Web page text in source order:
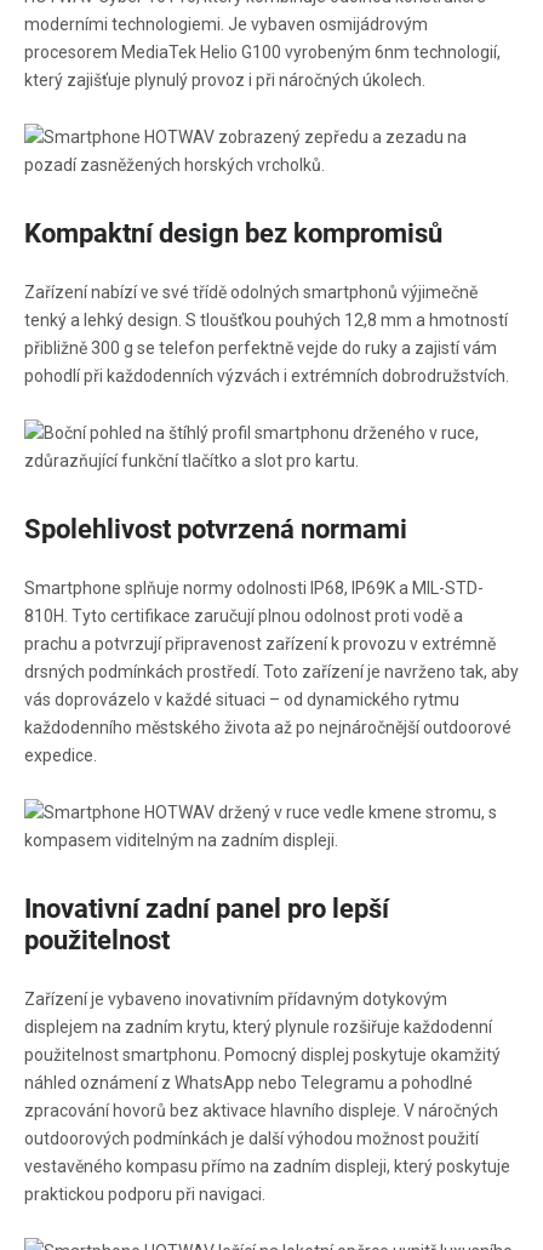
moderními technologiemi. Je vybaven osmijádrovým
procesorem MediaTek Helio G100 vyrobeným 6nm technologií,
který zajišťuje plynulý provoz i při náročných úkolech.
Kompaktní design bez kompromisů
Zařízení nabízí ve své třídě odolných smartphonů výjimečně
tenký a lehký design. S tloušťkou pouhých 12,8 mm a hmotností
přibližně 300 g se telefon perfektně vejde do ruky a zajistí vám
pohodlí při každodenních výzvách i extrémních dobrodružstvích.
Spolehlivost potvrzená normami
Smartphone splňuje normy odolnosti IP68, IP69K a MIL-STD-
810H. Tyto certifikace zaručují plnou odolnost proti vodě a
prachu a potvrzují připravenost zařízení k provozu v extrémně
drsných podmínkách prostředí. Toto zařízení je navrženo tak, aby
vás doprovázelo v každé situaci – od dynamického rytmu
každodenního městského života až po nejnáročnější outdoorové
expedice.
Inovativní zadní panel pro lepší
použitelnost
Zařízení je vybaveno inovativním přídavným dotykovým
displejem na zadním krytu, který plynule rozšiřuje každodenní
použitelnost smartphonu. Pomocný displej poskytuje okamžitý
náhled oznámení z WhatsApp nebo Telegramu a pohodlné
zpracování hovorů bez aktivace hlavního displeje. V náročných
outdoorových podmínkách je další výhodou možnost použití
vestavěného kompasu přímo na zadním displeji, který poskytuje
praktickou podporu při navigaci.